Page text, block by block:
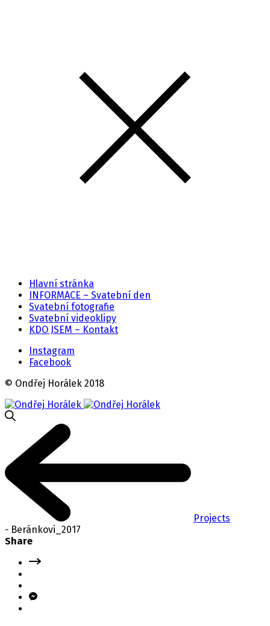
Hlavní stránka
INFORMACE – Svatební den
Svatební fotografie
Svatební videoklipy
KDO JSEM – Kontakt
Instagram
Facebook
© Ondřej Horálek 2018
Projects
- Beránkovi_2017
Share